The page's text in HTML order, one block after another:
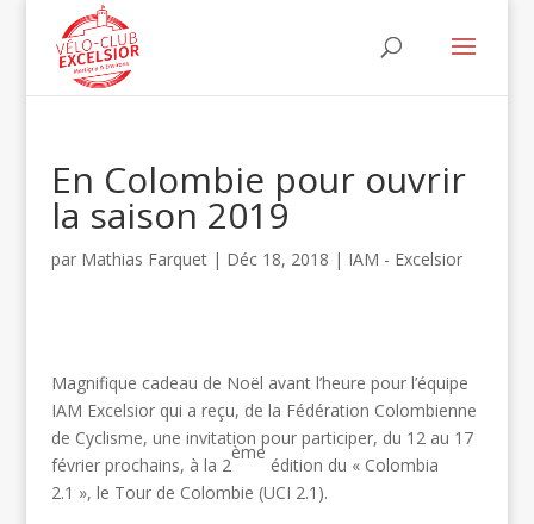
En Colombie pour ouvrir
la saison 2019
par Mathias Farquet| Déc 18, 2018 | IAM - Excelsior
Magnifique cadeau de Noël avant l’heure pour l’équipe
IAM Excelsior qui a reçu, de la Fédération Colombienne
de Cyclisme, une invitation pour participer, du 12 au 17
février prochains, à la 2
ème
édition du « Colombia
2.1 », le Tour de Colombie (UCI 2.1).